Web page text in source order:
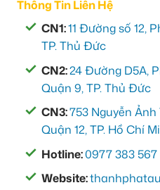
Thông Tin Liên Hệ
CN1:11 Đường số 12,
TP. Thủ Đức
CN2:24 Đường D5A,
Quận 9, TP. Thủ Đức
CN3:753 Nguyễn
Quận 12, TP. Hồ Chí
Hotline:0977 383 567
Website: